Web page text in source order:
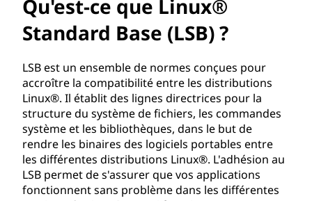
Qu'est-ce que Linux®
Standard Base (LSB) ?
LSB est un ensemble de normes conçues pour
accroître la compatibilité entre les distributions
Linux®. Il établit des lignes directrices pour la
structure du système de fichiers, les commandes
système et les bibliothèques, dans le but de
rendre les binaires des logiciels portables entre
les différentes distributions Linux®. L'adhésion au
LSB permet de s'assurer que vos applications
fonctionnent sans problème dans les différentes